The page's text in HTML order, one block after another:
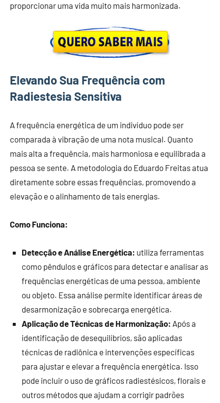
proporcionar uma vida muito mais harmonizada.
Elevando Sua Frequência com
Radiestesia Sensitiva
A frequência energética de um indivíduo pode ser
comparada à vibração de uma nota musical. Quanto
mais alta a frequência, mais harmoniosa e equilibrada a
pessoa se sente. A metodologia do Eduardo Freitas atua
diretamente sobre essas frequências, promovendo a
elevação e o alinhamento de tais energias.
Como Funciona:
Detecção e Análise Energética: utiliza ferramentas
como pêndulos e gráficos para detectar e analisar as
frequências energéticas de uma pessoa, ambiente
ou objeto. Essa análise permite identificar áreas de
desarmonização e sobrecarga energética.
Aplicação de Técnicas de Harmonização: Após a
identificação de desequilíbrios, são aplicadas
técnicas de radiônica e intervenções específicas
para ajustar e elevar a frequência energética. Isso
pode incluir o uso de gráficos radiestésicos, florais e
outros métodos que ajudam a corrigir padrões